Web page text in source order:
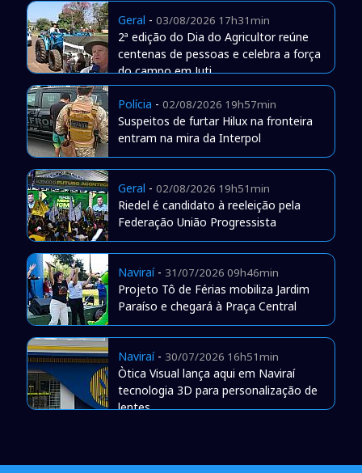
Geral - 03/08/2026 17h31min
2ª edição do Dia do Agricultor reúne
centenas de pessoas e celebra a força
do campo em Juti
Polícia - 02/08/2026 19h57min
Suspeitos de furtar Hilux na fronteira
entram na mira da Interpol
Geral - 02/08/2026 19h51min
Riedel é candidato à reeleição pela
Federação União Progressista
Naviraí- 31/07/2026 09h46min
Projeto Tô de Férias mobiliza Jardim
Paraíso e chegará à Praça Central
Naviraí- 30/07/2026 16h51min
Òtica Visual lança aqui em Naviraí
tecnologia 3D para personalização de
lentes